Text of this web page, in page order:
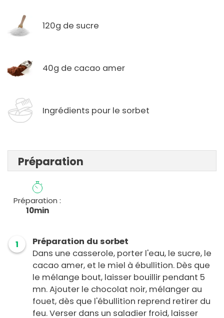
120g de sucre
40g de cacao amer
Ingrédients pour le sorbet
Préparation
Préparation :
10min
1
Préparation du sorbet
Dans une casserole, porter l'eau, le sucre, le
cacao amer, et le miel à ébullition. Dès que
le mélange bout, laisser bouillir pendant 5
mn. Ajouter le chocolat noir, mélanger au
fouet, dès que l'ébullition reprend retirer du
feu. Verser dans un saladier froid, laisser